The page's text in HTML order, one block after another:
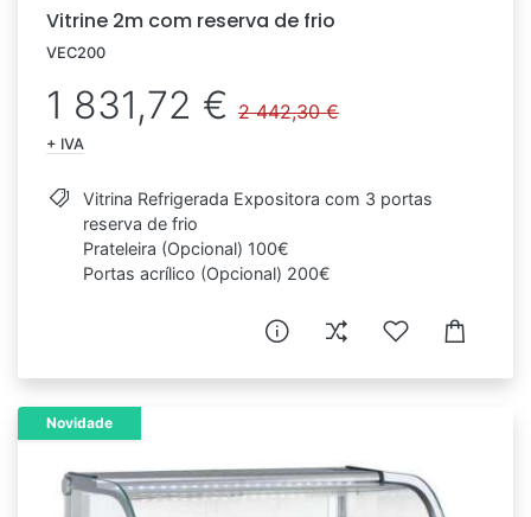
Vitrine 2m com reserva de frio
VEC200
1 831,72 € 2 442,30 €
+ IVA
Vitrina Refrigerada Expositora com 3 portas
reserva de frio
Prateleira (Opcional) 100€
Portas acrílico (Opcional) 200€
Novidade